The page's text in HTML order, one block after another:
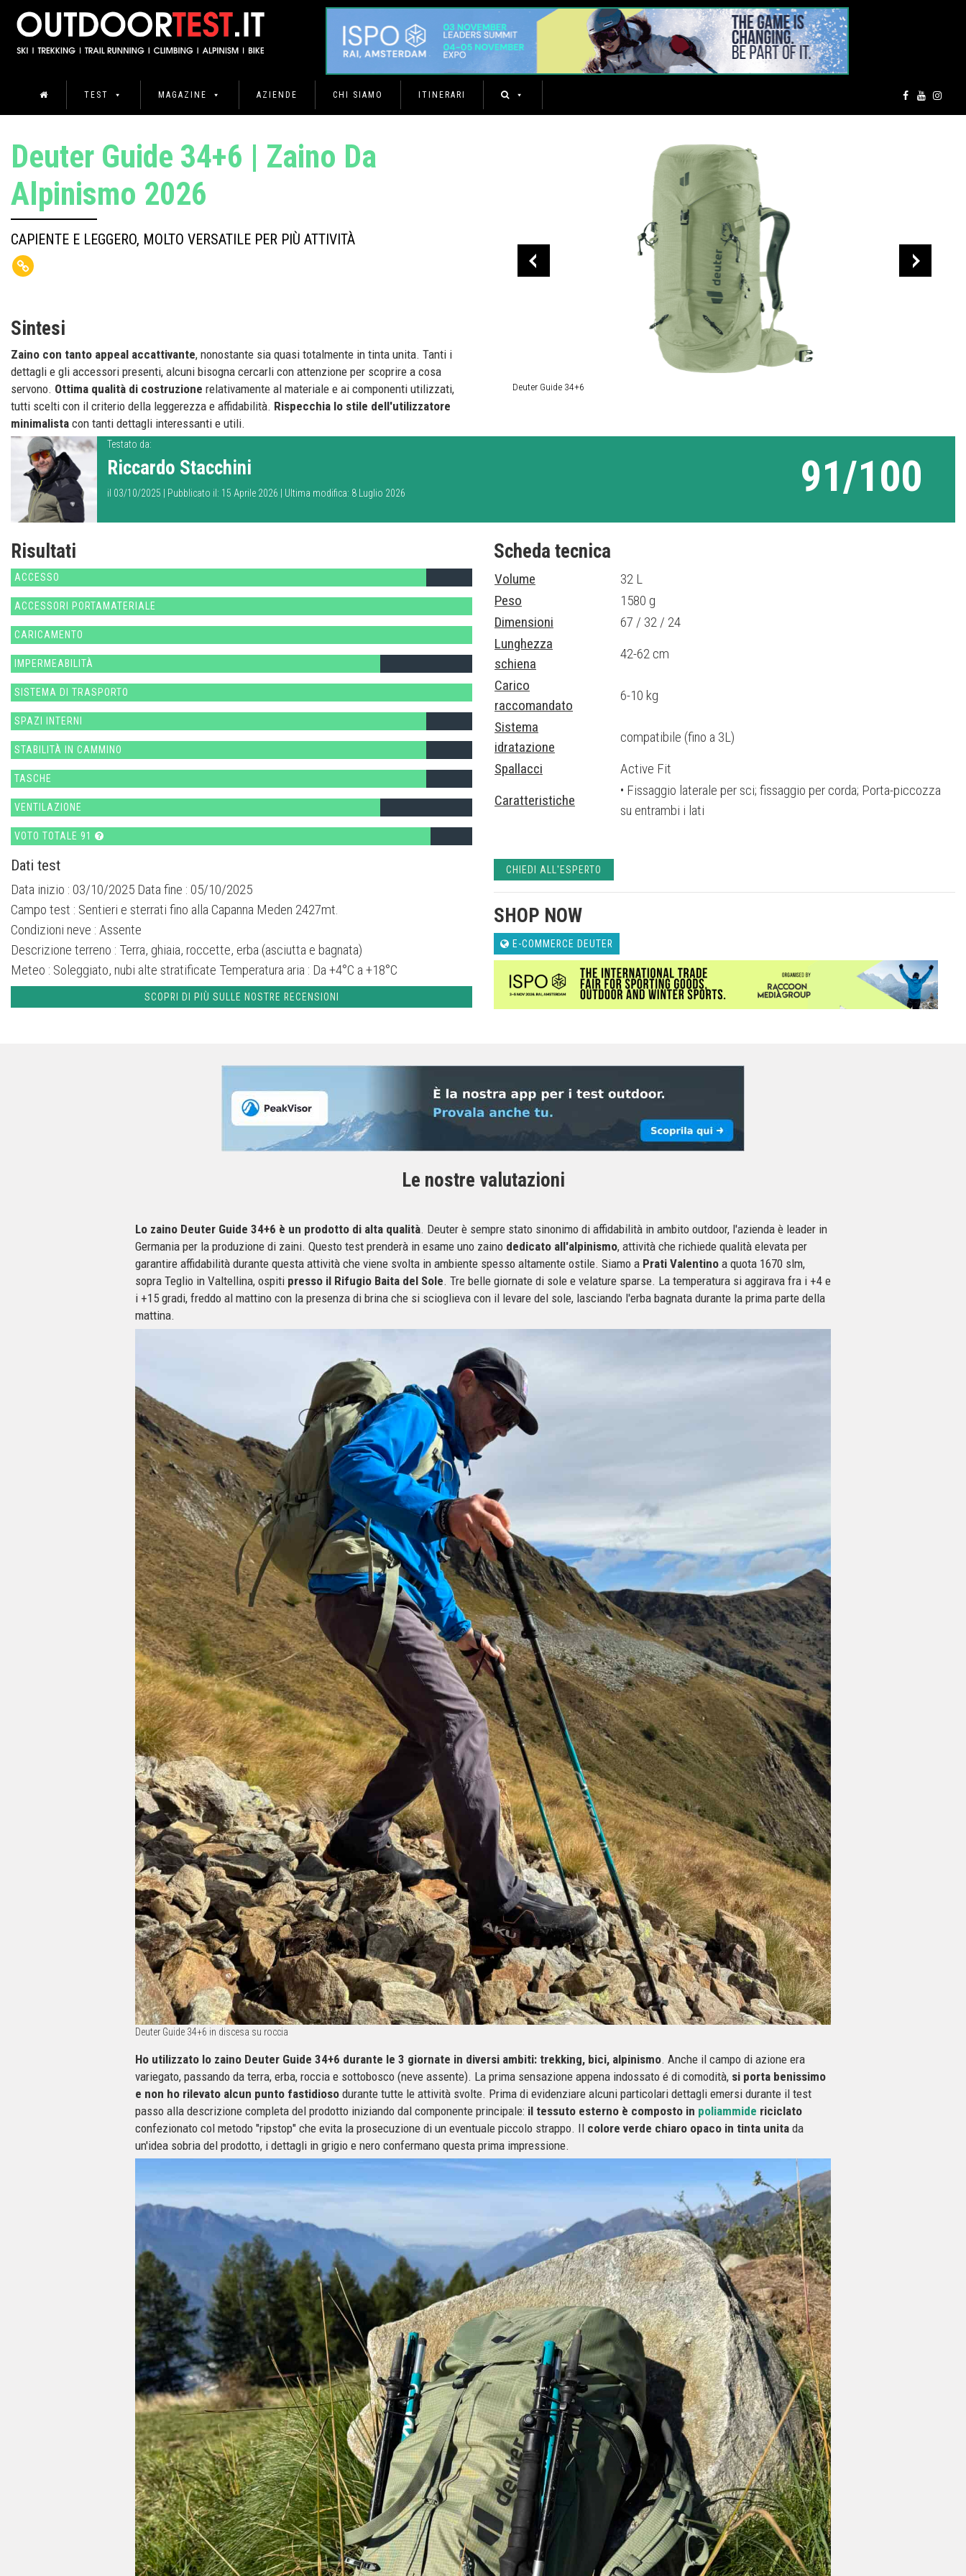
TEST MAGAZINE AZIENDE CHI SIAMO ITINERARI
Deuter Guide 34+6
Deuter Guide 34+6 | Zaino Da
Alpinismo 2026
CAPIENTE E LEGGERO, MOLTO VERSATILE PER PIÙ ATTIVITÀ
Sintesi
Zaino con tanto appeal accattivante, nonostante sia quasi totalmente in tinta unita. Tanti i
dettagli e gli accessori presenti, alcuni bisogna cercarli con attenzione per scoprire a cosa
servono. Ottima qualità di costruzione relativamente al materiale e ai componenti utilizzati,
tutti scelti con il criterio della leggerezza e affidabilità. Rispecchia lo stile dell'utilizzatore
minimalista con tanti dettagli interessanti e utili.
Testato da:
Riccardo Stacchini
il 03/10/2025 | Pubblicato il: 15 Aprile 2026 | Ultima modifica: 8 Luglio 2026 91/100
Risultati
ACCESSO
ACCESSORI PORTAMATERIALE
CARICAMENTO
IMPERMEABILITÀ
SISTEMA DI TRASPORTO
SPAZI INTERNI
STABILITÀ IN CAMMINO
TASCHE
VENTILAZIONE
VOTO TOTALE 91
Dati test
Data inizio : 03/10/2025 Data fine : 05/10/2025
Campo test : Sentieri e sterrati fino alla Capanna Meden 2427mt.
Condizioni neve : Assente
Descrizione terreno : Terra, ghiaia, roccette, erba (asciutta e bagnata)
Meteo : Soleggiato, nubi alte stratificate Temperatura aria : Da +4°C a +18°C
SCOPRI DI PIÙ SULLE NOSTRE RECENSIONI
Scheda tecnica
Volume
32 L
Peso
1580 g
Dimensioni
67 / 32 / 24
Lunghezza
schiena
42-62 cm
Carico
raccomandato
6-10 kg
Sistema
idratazione
compatibile (fino a 3L)
Spallacci
Active Fit
Caratteristiche
• Fissaggio laterale per sci; fissaggio per corda; Porta-piccozza
su entrambi i lati
CHIEDI ALL'ESPERTO
SHOP NOW
E-COMMERCE DEUTER
Le nostre valutazioni
Lo zaino Deuter Guide 34+6 è un prodotto di alta qualità. Deuter è sempre stato sinonimo di affidabilità in ambito outdoor, l'azienda è leader in
Germania per la produzione di zaini. Questo test prenderà in esame uno zaino dedicato all'alpinismo, attività che richiede qualità elevata per
garantire affidabilità durante questa attività che viene svolta in ambiente spesso altamente ostile. Siamo a Prati Valentino a quota 1670 slm,
sopra Teglio in Valtellina, ospiti presso il Rifugio Baita del Sole. Tre belle giornate di sole e velature sparse. La temperatura si aggirava fra i +4 e
i +15 gradi, freddo al mattino con la presenza di brina che si scioglieva con il levare del sole, lasciando l'erba bagnata durante la prima parte della
mattina.
Deuter Guide 34+6 in discesa su roccia
Ho utilizzato lo zaino Deuter Guide 34+6 durante le 3 giornate in diversi ambiti: trekking, bici, alpinismo. Anche il campo di azione era
variegato, passando da terra, erba, roccia e sottobosco (neve assente). La prima sensazione appena indossato é di comodità, si porta benissimo
e non ho rilevato alcun punto fastidioso durante tutte le attività svolte. Prima di evidenziare alcuni particolari dettagli emersi durante il test
passo alla descrizione completa del prodotto iniziando dal componente principale: il tessuto esterno è composto in poliammide riciclato
confezionato col metodo "ripstop" che evita la prosecuzione di un eventuale piccolo strappo. Il colore verde chiaro opaco in tinta unita da
un'idea sobria del prodotto, i dettagli in grigio e nero confermano questa prima impressione.